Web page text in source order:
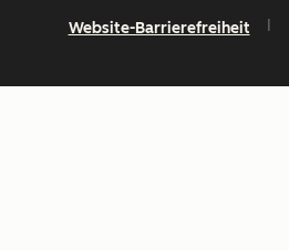
Website-Barrierefreiheit